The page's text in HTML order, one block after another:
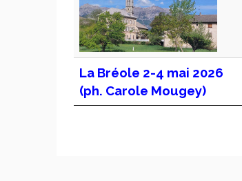
La Bréole 2-4 mai 2026
(ph. Carole Mougey)